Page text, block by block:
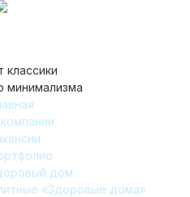
классики
минимализма
дом
«Здоровые дома»